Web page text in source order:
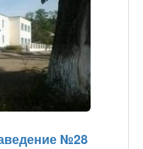
№28